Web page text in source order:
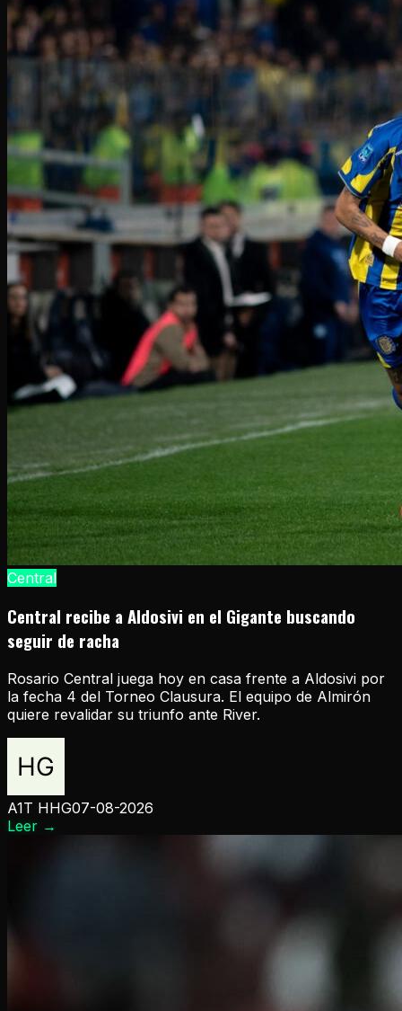
Central
Central recibe a Aldosivi en el Gigante buscando
seguir de racha
Rosario Central juega hoy en casa frente a Aldosivi por
la fecha 4 del Torneo Clausura. El equipo de Almirón
quiere revalidar su triunfo ante River.
A1T HHG07-08-2026
Leer →